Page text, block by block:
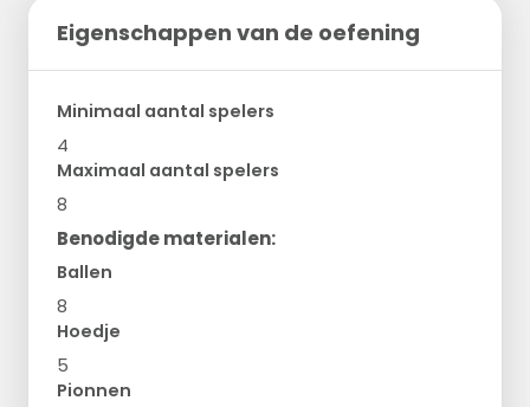
Eigenschappen van de oefening
Minimaal aantal spelers
4
Maximaal aantal spelers
8
Benodigde materialen:
Ballen
8
Hoedje
5
Pionnen